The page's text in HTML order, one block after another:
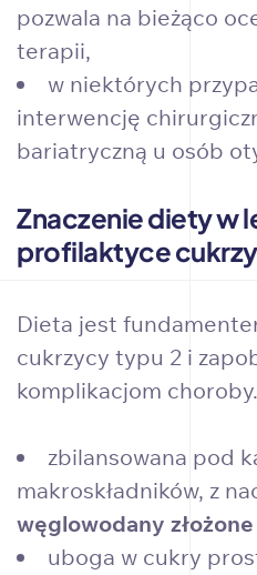
pozwala na bieżąco
terapii,
w niektórych
interwencję
bariatryczną u osób
Znaczenie diety w
profilaktyce
Dieta jest
cukrzycy typu 2 i
komplikacjom
zbilansowana pod
makroskładników, z
węglowodany złożone
uboga w cukry